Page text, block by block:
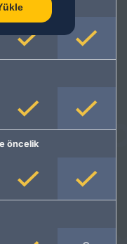
öncelik